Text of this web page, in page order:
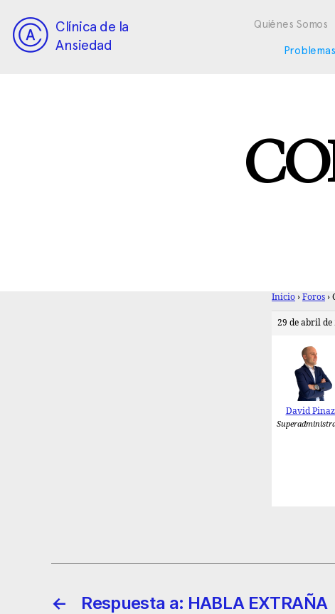
Clínica de la
Ansiedad
Quiénes Somos
Problemas
Inicio › Foros ›
29 de abril de
David
← Respuesta a: HABLA EXTRAÑA